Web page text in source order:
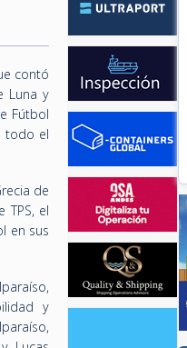
contó
Luna y
Fútbol
todo el
de
el
en sus
y